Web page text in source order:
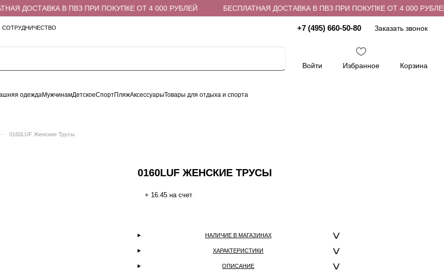
ДОСТАВКА В ПВЗ ПРИ ПОКУПКЕ ОТ 4 000 РУБЛЕЙ БЕСПЛАТНАЯ ДОСТАВКА В ПВЗ ПРИ ПОКУПКЕ ОТ 4 000 РУБЛЕЙ
СОТРУДНИЧЕСТВО +7 (495) 660-50-80 Заказать звонок
Войти Избранное Корзина
одеждаМужчинамДетскоеСпортПляжАксессуарыТовары для отдыха и спорта
– 0160LUF Женские Трусы
0160LUF ЖЕНСКИЕ ТРУСЫ
+ 16.45 на счет
НАЛИЧИЕ В МАГАЗИНАХ
ХАРАКТЕРИСТИКИ
ОПИСАНИЕ